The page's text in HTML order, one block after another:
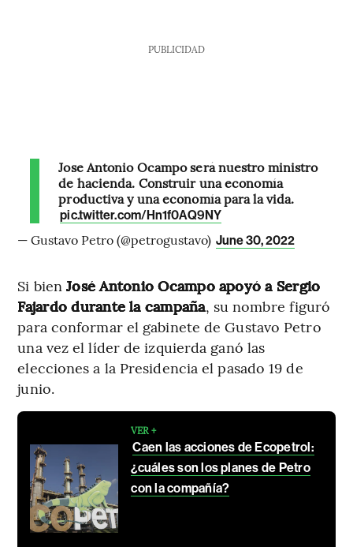
PUBLICIDAD
Jose Antonio Ocampo será nuestro ministro
de hacienda. Construir una economía
productiva y una economía para la vida.
pic.twitter.com/Hn1f0AQ9NY
— Gustavo Petro (@petrogustavo) June 30, 2022
Si bienJosé Antonio Ocampo apoyó a Sergio
Fajardo durante la campaña, su nombre figuró
para conformar el gabinete de Gustavo Petro
una vez el líder de izquierda ganó las
elecciones a la Presidencia el pasado 19 de
junio.
VER +
Caen las acciones de Ecopetrol:
¿cuáles son los planes de Petro
con la compañía?